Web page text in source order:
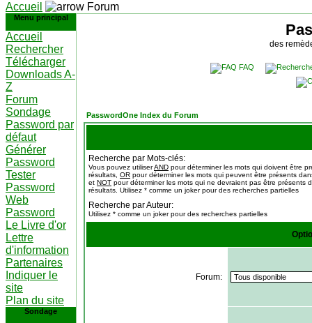
Accueil Forum
Menu principal
Accueil
Rechercher
Télécharger
Downloads A-
Z
Forum
Sondage
Password par
défaut
Générer
Password
Tester
Password
Web
Password
Le Livre d'or
Lettre
d'information
Partenaires
Indiquer le
site
Plan du site
Sondage
des
FAQ
PasswordOne Index du Forum
Recherche par Mots-clés:
Vous pouvez utiliserAND pour déterminer les mots qui doivent être
résultats, OR pour déterminer les mots qui peuvent être présents
et NOT pour déterminer les mots qui ne devraient pas être présents
résultats. Utilisez * comme un joker pour des recherches partielles
Recherche par Auteur:
Utilisez * comme un joker pour des recherches partielles
Forum: